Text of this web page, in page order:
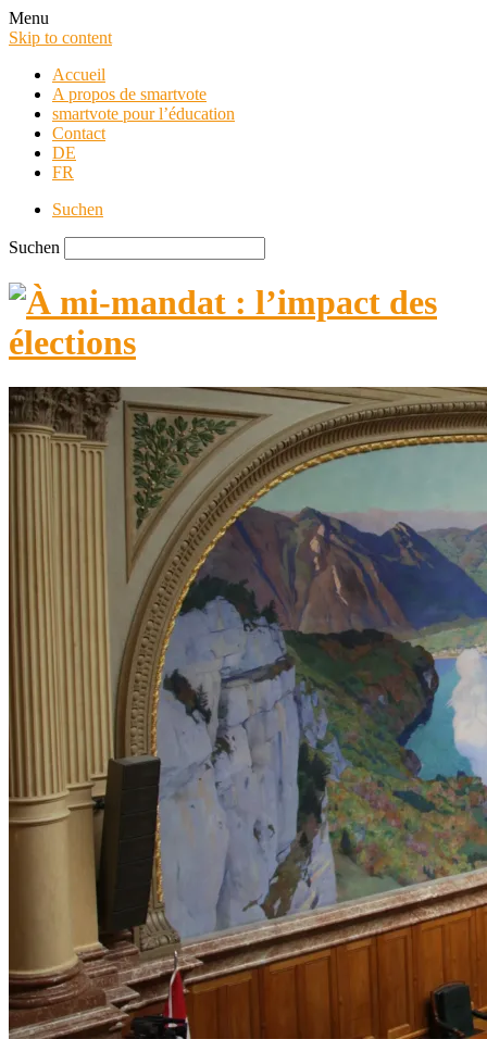
Menu
Skip to content
Accueil
A propos de smartvote
smartvote pour l’éducation
Contact
DE
FR
Suchen
Suchen
smartvote Blog